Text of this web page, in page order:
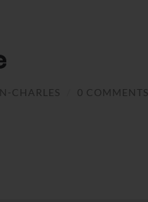
CHARLES 0 COMMENTS